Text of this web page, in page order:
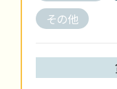
その他